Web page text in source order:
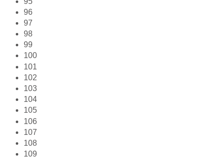
96
97
98
99
100
101
102
103
104
105
106
107
108
109